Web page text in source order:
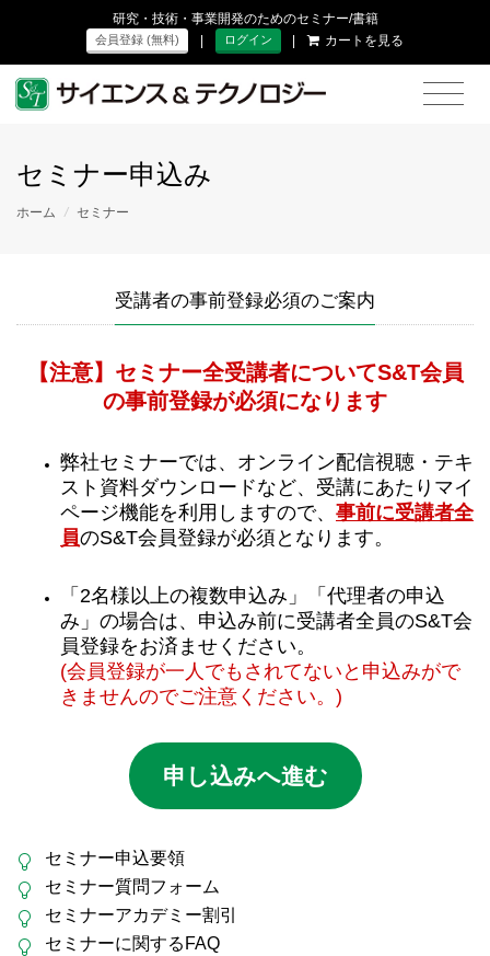
研究・技術・事業開発のためのセミナー/書籍
会員登録 (無料) | ログイン | カートを見る
セミナー申込み
ホーム / セミナー
受講者の事前登録必須のご案内
【注意】セミナー全受講者についてS&T会員
の事前登録が必須になります
弊社セミナーでは、オンライン配信視聴・テキ
スト資料ダウンロードなど、受講にあたりマイ
ページ機能を利用しますので、 事前に受講者全
員のS&T会員登録が必須となります。
「2名様以上の複数申込み」「代理者の申込
み」の場合は、申込み前に受講者全員のS&T会
員登録をお済ませください。
(会員登録が一人でもされてないと申込みがで
きませんのでご注意ください。)
申し込みへ進む
セミナー申込要領
セミナー質問フォーム
セミナーアカデミー割引
セミナーに関するFAQ